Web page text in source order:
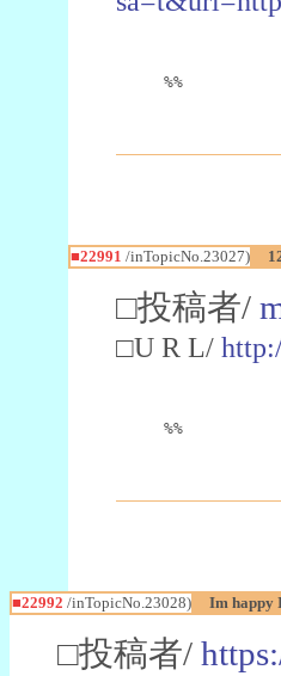
%%
■22991 /inTopicNo.23027)
□投稿者/
□U R L/
%%
■22992 /inTopicNo.23028) Im happy
□投稿者/